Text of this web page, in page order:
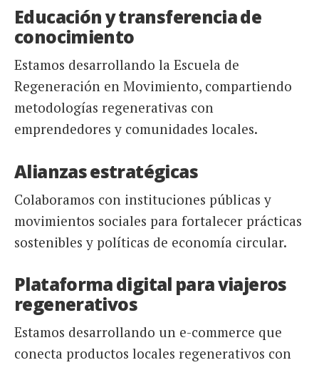
Educación y transferencia de
conocimiento
Estamos desarrollando la Escuela de
Regeneración en Movimiento, compartiendo
metodologías regenerativas con
emprendedores y comunidades locales.
Alianzas estratégicas
Colaboramos con instituciones públicas y
movimientos sociales para fortalecer prácticas
sostenibles y políticas de economía circular.
Plataforma digital para viajeros
regenerativos
Estamos desarrollando un e-commerce que
conecta productos locales regenerativos con